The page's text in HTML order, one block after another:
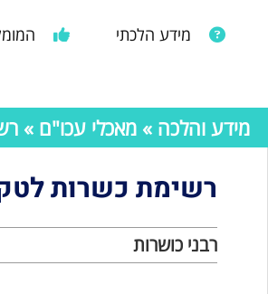
מידע הלכתי
מידע והלכה » מאכלי עכו"ם »
רשימת כשרות
רבני כושרות